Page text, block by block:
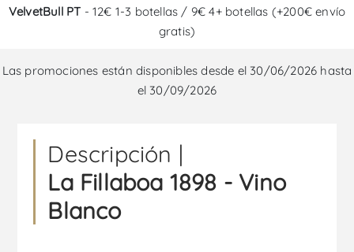
VelvetBull PT - 12€ 1-3 botellas / 9€ 4+ botellas (+200€ envío
gratis)
Las promociones están disponibles desde el 30/06/2026 hasta
el 30/09/2026
Descripción |
La Fillaboa 1898 - Vino
Blanco